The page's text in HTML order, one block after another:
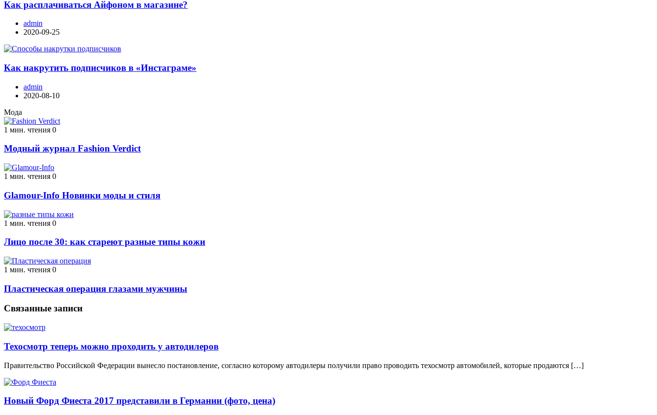
Как расплачиваться Айфоном в магазине?
admin
2020-09-25
Как накрутить подписчиков в «Инстаграме»
admin
2020-08-10
Мода
1 мин. чтения 0
Модный журнал Fashion Verdict
1 мин. чтения 0
Glamour-Info Новинки моды и стиля
1 мин. чтения 0
Лицо после 30: как стареют разные типы кожи
1 мин. чтения 0
Пластическая операция глазами мужчины
Связанные записи
Техосмотр теперь можно проходить у автодилеров
Правительство Российской Федерации вынесло постановление, согласно которому автодилеры получили право проводить техосмотр автомобилей, которые продаются […]
Новый Форд Фиеста 2017 представили в Германии (фото, цена)